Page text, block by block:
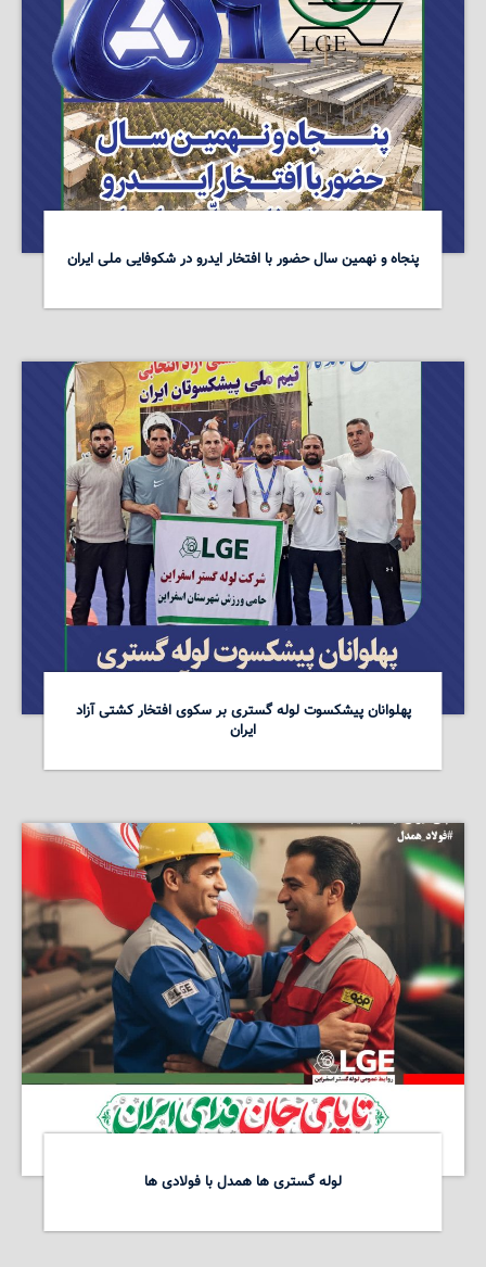
پنجاه و نهمین سال حضور با افتخار ایدرو در شکوفایی ملی ایران
پهلوانان پیشکسوت لوله گستری بر سکوی افتخار کشتی آزاد
ایران
لوله گستری ها همدل با فولادی ها